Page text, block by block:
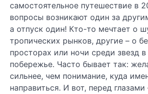
самостоятельное путешествие в
вопросы возникают один за
а отпуск один! Кто-то мечтает о
тропических рынков, другие – о
просторах или ночи среди звезд в
побережье. Часто бывает так:
сильнее, чем понимание, куда
направиться. И вот, перед